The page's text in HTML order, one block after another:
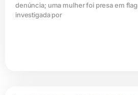
denúncia; uma mulher foi presa em
investigada por